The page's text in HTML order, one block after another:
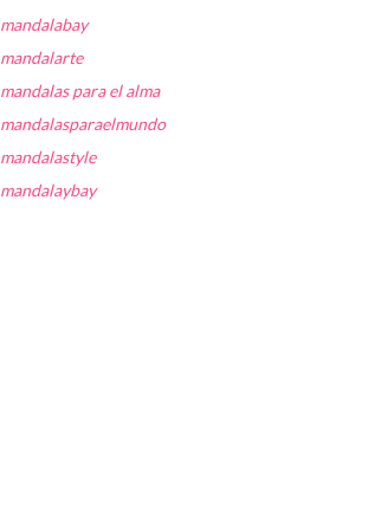
mandalabay
mandalarte
mandalas para el alma
mandalasparaelmundo
mandalastyle
mandalaybay